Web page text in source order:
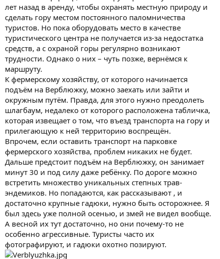
лет назад в аренду, чтобы охранять местную природу и
сделать гору местом постоянного паломничества
туристов. Но пока оборудовать место в качестве
туристического центра не получается из-за недостатка
средств, а с охраной горы регулярно возникают
трудности. Однако о них – чуть позже, вернёмся к
маршруту.
К фермерскому хозяйству, от которого начинается
подъём на Верблюжку, можно заехать или зайти и
окружным путём. Правда, для этого нужно преодолеть
шлагбаум, недалеко от которого расположена табличка,
которая извещает о том, что въезд транспорта на гору и
прилегающую к ней территорию воспрещён.
Впрочем, если оставить транспорт на парковке
фермерского хозяйства, проблем никаких не будет.
Дальше предстоит подъём на Верблюжку, он занимает
минут 30 и под силу даже ребёнку. По дороге можно
встретить множество уникальных степных трав-
эндемиков. Но попадаются, как рассказывают , и
достаточно крупные гадюки, нужно быть осторожнее. Я
был здесь уже полной осенью, и змей не видел вообще.
А весной их тут достаточно, но они почему-то не
особенно агрессивные. Туристы часто их
фотографируют, и гадюки охотно позируют.